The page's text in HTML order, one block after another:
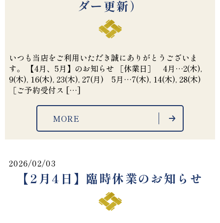
ダー更新）
いつも当店をご利用いただき誠にありがとうございま
す。 【4月、5月】のお知らせ ［休業日］ 4月…2(木),
9(木), 16(木), 23(木), 27(月) 5月…7(木), 14(木), 28(木)
［ご予約受付ス […]
MORE
2026/02/03
【2月4日】臨時休業のお知らせ